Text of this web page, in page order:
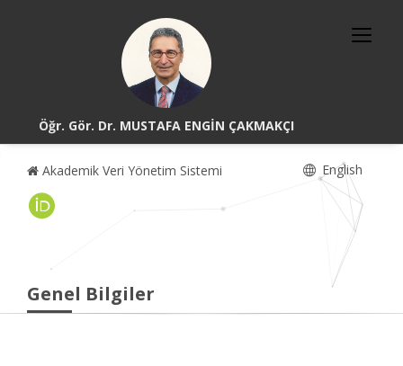
Öğr. Gör. Dr. MUSTAFA ENGİN ÇAKMAKÇI
Akademik Veri Yönetim Sistemi English
Genel Bilgiler